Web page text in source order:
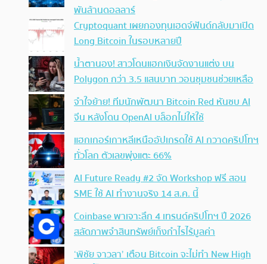
พันล้านดอลลาร์
Cryptoquant เผยกองทุนเฮดจ์ฟันด์กลับมาเปิด
Long Bitcoin ในรอบหลายปี
น้ำตานอง! สาวโดนแฮกเงินจัดงานแต่ง บน
Polygon กว่า 3.5 แสนบาท วอนชุมชนช่วยเหลือ
จำใจย้าย! ทีมนักพัฒนา Bitcoin Red หันซบ AI
จีน หลังโดน OpenAI บล็อกไม่ให้ใช้
แฮกเกอร์เกาหลีเหนืออัปเกรดใช้ AI กวาดคริปโทฯ
ทั่วโลก ตัวเลขพุ่งแตะ 66%
AI Future Ready #2 จัด Workshop ฟรี สอน
SME ใช้ AI ทำงานจริง 14 ส.ค. นี้
Coinbase พาเจาะลึก 4 เทรนด์คริปโทฯ ปี 2026
สลัดภาพจำสินทรัพย์เก็งกำไรไร้มูลค่า
‘พิชัย จาวลา’ เตือน Bitcoin จะไม่ทำ New High